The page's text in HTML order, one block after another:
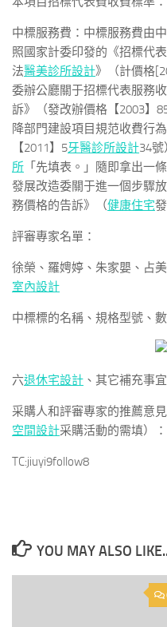
中標服務費：中標服務費由中
照國家計委印發的《招標代
法醫美診所設計》（計價格
委辦公廳關于招標代表服務
訴》（發改辦價格【2003】
降部門建設項目規范收費行
【2011】5牙醫診所設計34號
所 「先填表。」隨即拿出一
發展改造委關于進一個步驟
務價格的告訴》（健康住宅
評審專家名單：
徐榮、羅娉婷、朱家嬰、占
室內設計
中標標的名稱、規格型號、
六退休宅設計 、其它補充事宜
采購人和評審專家的推薦意
空間設計采購活動的需填）：
TC:jiuyi9follow8
YOU MAY ALSO